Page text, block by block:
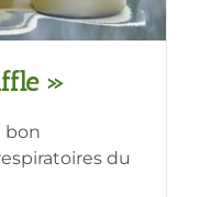
»
bon
du